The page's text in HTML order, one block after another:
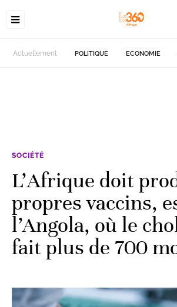
Actuellement POLITIQUE ECONOMIE
SOCIÉTÉ
L’Afrique doit
propres vaccins,
l’Angola, où le
fait plus de 700